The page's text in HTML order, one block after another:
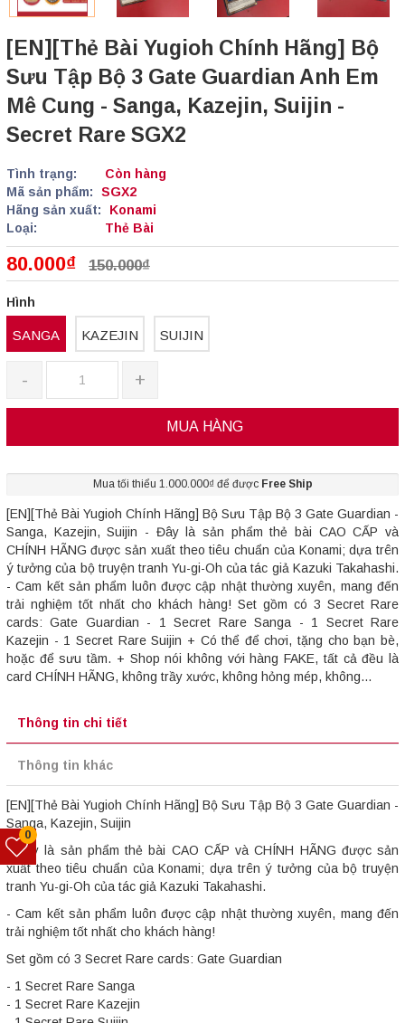
[EN][Thẻ Bài Yugioh Chính Hãng] Bộ
Sưu Tập Bộ 3 Gate Guardian Anh Em
Mê Cung - Sanga, Kazejin, Suijin -
Secret Rare SGX2
Tình trạng:
Còn hàng
Mã sản phẩm:
SGX2
Hãng sản xuất:
Konami
Loại:
Thẻ Bài
80.000₫ 150.000₫
Hình
SANGA KAZEJIN SUIJIN
- +
MUA HÀNG
Mua tối thiểu 1.000.000₫ để được Free Ship
[EN][Thẻ Bài Yugioh Chính Hãng] Bộ Sưu Tập Bộ 3 Gate Guardian -
Sanga, Kazejin, Suijin - Đây là sản phẩm thẻ bài CAO CẤP và
CHÍNH HÃNG được sản xuất theo tiêu chuẩn của Konami; dựa trên
ý tưởng của bộ truyện tranh Yu-gi-Oh của tác giả Kazuki Takahashi.
- Cam kết sản phẩm luôn được cập nhật thường xuyên, mang đến
trải nghiệm tốt nhất cho khách hàng! Set gồm có 3 Secret Rare
cards: Gate Guardian - 1 Secret Rare Sanga - 1 Secret Rare
Kazejin - 1 Secret Rare Suijin + Có thể để chơi, tặng cho bạn bè,
hoặc để sưu tầm. + Shop nói không với hàng FAKE, tất cả đều là
card CHÍNH HÃNG, không trầy xước, không hỏng mép, không...
Thông tin chi tiết
Thông tin khác
[EN][Thẻ Bài Yugioh Chính Hãng] Bộ Sưu Tập Bộ 3 Gate Guardian -
Sanga, Kazejin, Suijin
- Đây là sản phẩm thẻ bài CAO CẤP và CHÍNH HÃNG được sản
xuất theo tiêu chuẩn của Konami; dựa trên ý tưởng của bộ truyện
tranh Yu-gi-Oh của tác giả Kazuki Takahashi.
- Cam kết sản phẩm luôn được cập nhật thường xuyên, mang đến
trải nghiệm tốt nhất cho khách hàng!
Set gồm có 3 Secret Rare cards: Gate Guardian
- 1 Secret Rare Sanga
- 1 Secret Rare Kazejin
0